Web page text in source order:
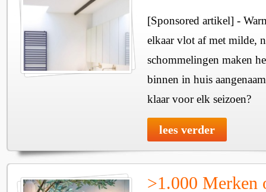
[Sponsored artikel] -
elkaar vlot af met milde,
schommelingen maken
binnen in huis
klaar voor elk seizoen?
lees verder
>1.000 Merken